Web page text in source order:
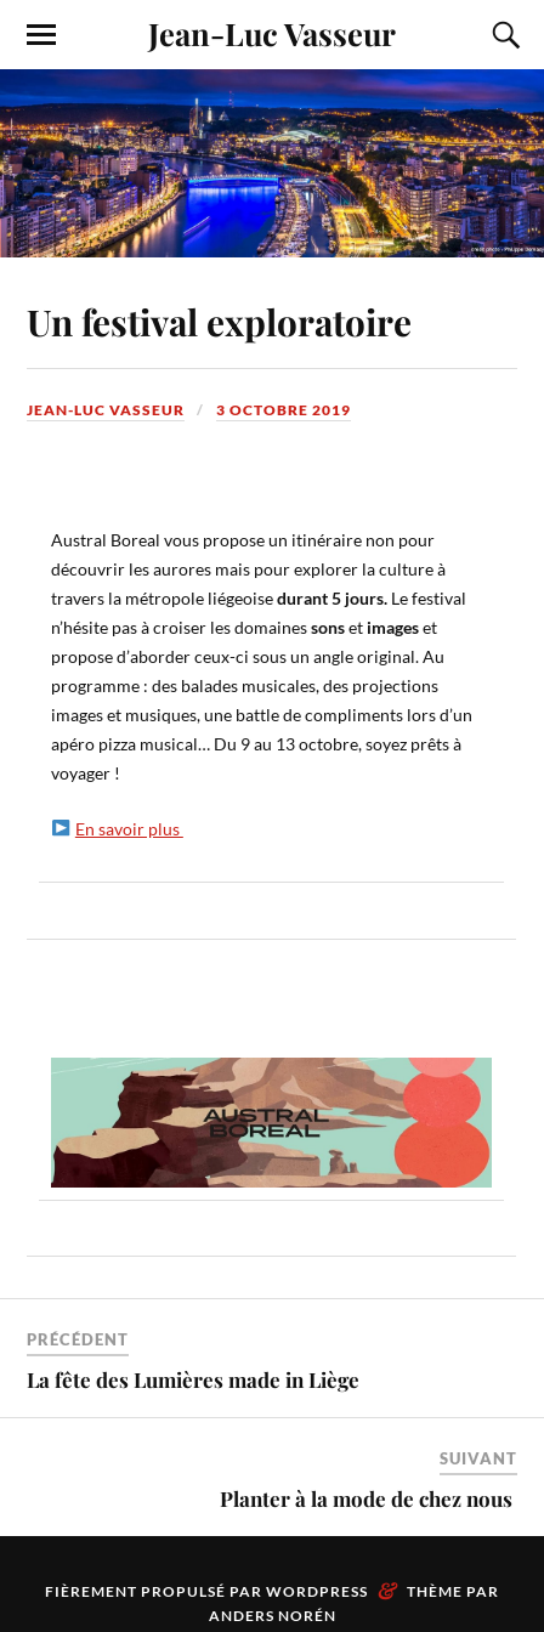
Jean-Luc Vasseur
Un festival exploratoire
JEAN-LUC VASSEUR 3 OCTOBRE 2019
Austral Boreal vous propose un itinéraire non pour
découvrir les aurores mais pour explorer la culture à
travers la métropole liégeoisedurant 5 jours. Le festival
n’hésite pas à croiser les domainessonset imageset
propose d’aborder ceux-ci sous un angle original. Au
programme : des balades musicales, des projections
images et musiques, une battle de compliments lors d’un
apéro pizza musical… Du 9 au 13 octobre, soyez prêts à
voyager !
En savoir plus
PRÉCÉDENT
La fête des Lumières made in Liège
SUIVANT
Planter à la mode de chez nous
FIÈREMENT PROPULSÉ PAR WORDPRESS & THÈME PAR
ANDERS NORÉN